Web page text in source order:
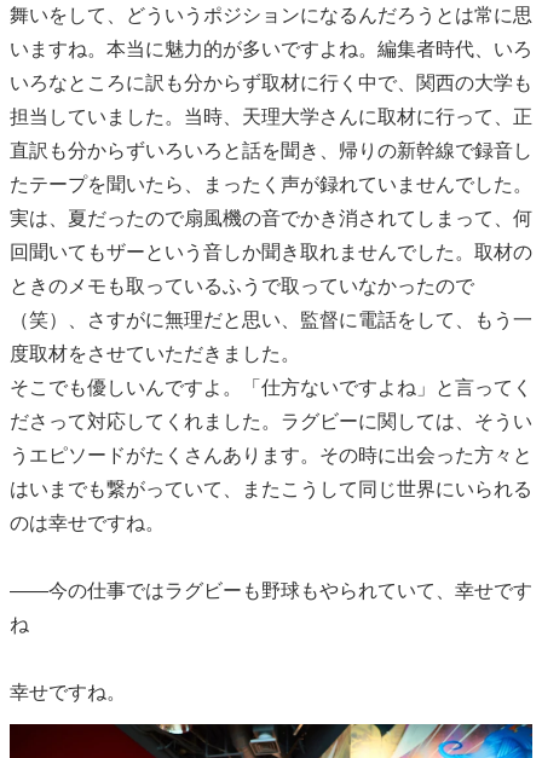
舞いをして、どういうポジションになるんだろうとは常に思
いますね。本当に魅力的が多いですよね。編集者時代、いろ
いろなところに訳も分からず取材に行く中で、関西の大学も
担当していました。当時、天理大学さんに取材に行って、正
直訳も分からずいろいろと話を聞き、帰りの新幹線で録音し
たテープを聞いたら、まったく声が録れていませんでした。
実は、夏だったので扇風機の音でかき消されてしまって、何
回聞いてもザーという音しか聞き取れませんでした。取材の
ときのメモも取っているふうで取っていなかったので
（笑）、さすがに無理だと思い、監督に電話をして、もう一
度取材をさせていただきました。
そこでも優しいんですよ。「仕方ないですよね」と言ってく
ださって対応してくれました。ラグビーに関しては、そうい
うエピソードがたくさんあります。その時に出会った方々と
はいまでも繋がっていて、またこうして同じ世界にいられる
のは幸せですね。
――今の仕事ではラグビーも野球もやられていて、幸せです
ね
幸せですね。